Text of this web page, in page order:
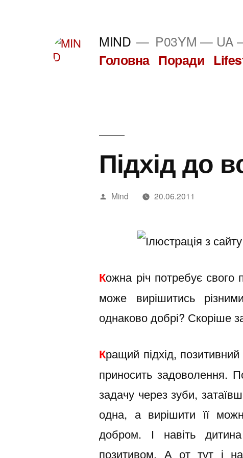
MIND P03YM — UA
Головна Поради
Підхід до
Написано
Mind 20.06.2011
Кожна річ потребує
може вирішитись
однаково добрі? Скоріше
Кращий підхід, позитивний
приносить задоволення.
задачу через зуби,
одна, а вирішити її
добром. І навіть
позитивом. А от тут і